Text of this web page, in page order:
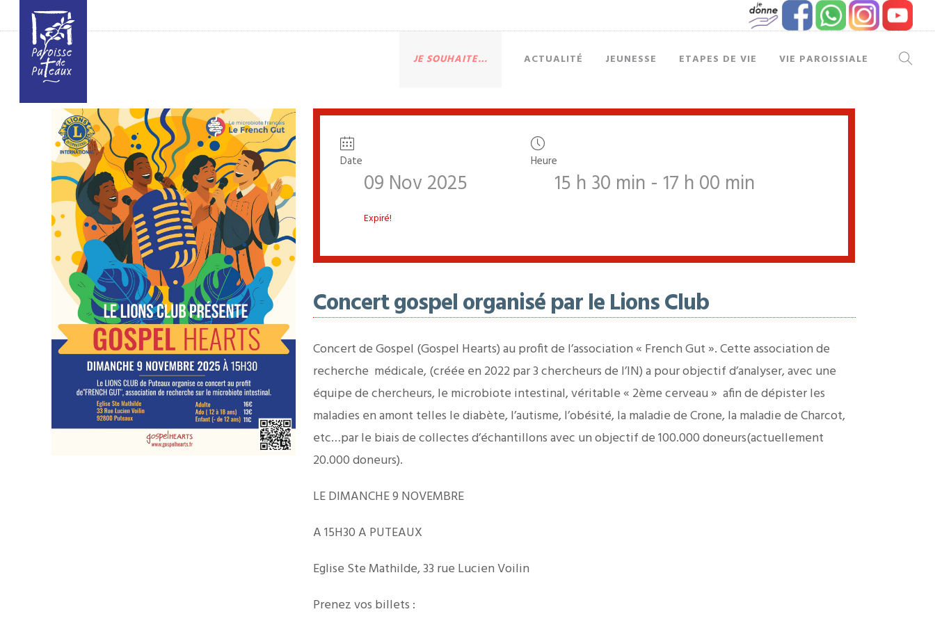
JE SOUHAITE… ACTUALITÉ JEUNESSE ETAPES DE VIE VIE PAROISSIALE
Date
09 Nov 2025
Expiré!
Heure
15 h 30 min - 17 h 00 min
Concert gospel organisé par le Lions Club
Concert de Gospel (Gospel Hearts) au profit de l’association « French Gut ». Cette association de
recherche médicale, (créée en 2022 par 3 chercheurs de l’IN) a pour objectif d’analyser, avec une
équipe de chercheurs, le microbiote intestinal, véritable « 2ème cerveau » afin de dépister les
maladies en amont telles le diabète, l’autisme, l’obésité, la maladie de Crone, la maladie de Charcot,
etc…par le biais de collectes d’échantillons avec un objectif de 100.000 doneurs(actuellement
20.000 doneurs).
LE DIMANCHE 9 NOVEMBRE
A 15H30 A PUTEAUX
Eglise Ste Mathilde, 33 rue Lucien Voilin
Prenez vos billets :